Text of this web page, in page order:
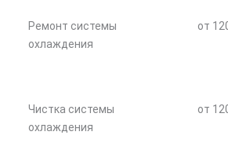
Ремонт системы
охлаждения
от
Чистка системы
охлаждения
от